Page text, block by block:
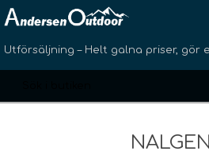
Utförsäljning – Helt galna priser, gör